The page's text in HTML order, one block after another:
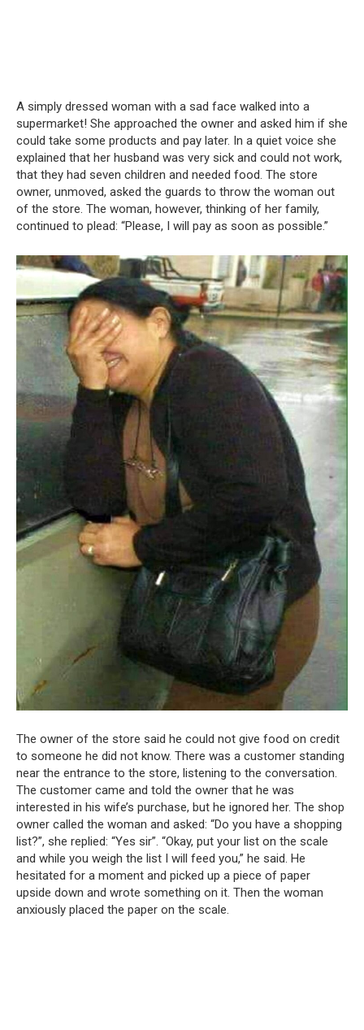
A simply dressed woman with a sad face walked into a
supermarket! She approached the owner and asked him if she
could take some products and pay later. In a quiet voice she
explained that her husband was very sick and could not work,
that they had seven children and needed food. The store
owner, unmoved, asked the guards to throw the woman out
of the store. The woman, however, thinking of her family,
continued to plead: “Please, I will pay as soon as possible.”
The owner of the store said he could not give food on credit
to someone he did not know. There was a customer standing
near the entrance to the store, listening to the conversation.
The customer came and told the owner that he was
interested in his wife’s purchase, but he ignored her. The shop
owner called the woman and asked: “Do you have a shopping
list?”, she replied: “Yes sir”. “Okay, put your list on the scale
and while you weigh the list I will feed you,” he said. He
hesitated for a moment and picked up a piece of paper
upside down and wrote something on it. Then the woman
anxiously placed the paper on the scale.